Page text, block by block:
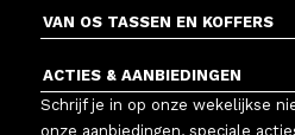
VAN OS TASSEN EN KOFFERS
ACTIES & AANBIEDINGEN
Schrijf je in op onze wekelijkse
onze aanbiedingen, speciale